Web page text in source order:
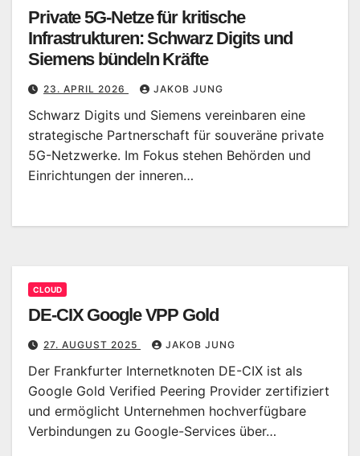
Private 5G-Netze für kritische
Infrastrukturen: Schwarz Digits und
Siemens bündeln Kräfte
23. APRIL 2026 JAKOB JUNG
Schwarz Digits und Siemens vereinbaren eine
strategische Partnerschaft für souveräne private
5G-Netzwerke. Im Fokus stehen Behörden und
Einrichtungen der inneren…
CLOUD
DE-CIX Google VPP Gold
27. AUGUST 2025 JAKOB JUNG
Der Frankfurter Internetknoten DE-CIX ist als
Google Gold Verified Peering Provider zertifiziert
und ermöglicht Unternehmen hochverfügbare
Verbindungen zu Google-Services über…